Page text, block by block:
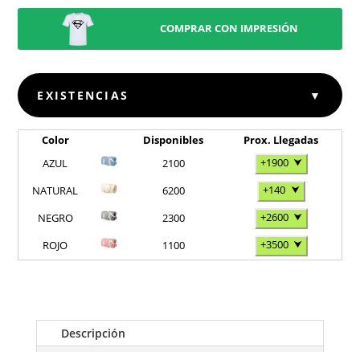
COMPRAR CON IMPRESIÓN
EXISTENCIAS ▼
Color Disponibles
Prox. Llegadas
AZUL
2100 +1900 ⮟
NATURAL
6200 +140 ⮟
NEGRO
2300 +2600 ⮟
ROJO
1100 +3500 ⮟
Descripción